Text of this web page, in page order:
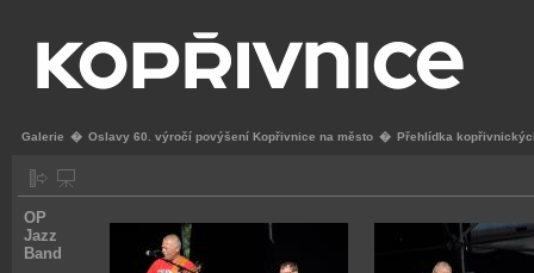
Galerie � Oslavy 60. výročí povýšení Kopřivnice na město � Přehlídka
OP
Jazz
Band